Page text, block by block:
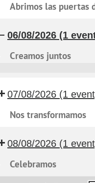
Abrimos las puertas
06/08/2026 (1
Creamos juntos
07/08/2026 (1
Nos transformamos
08/08/2026 (1
Celebramos